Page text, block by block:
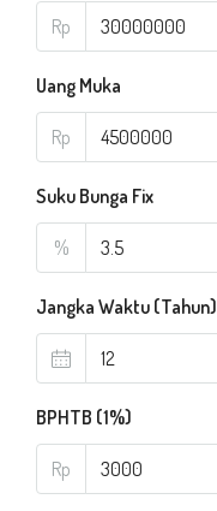
Rp
Uang Muka
Rp
Suku Bunga Fix
%
Jangka Waktu (Tahun)
BPHTB (1%)
Rp